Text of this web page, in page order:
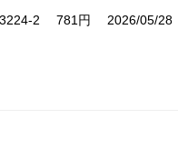
2 781円 2026/05/28